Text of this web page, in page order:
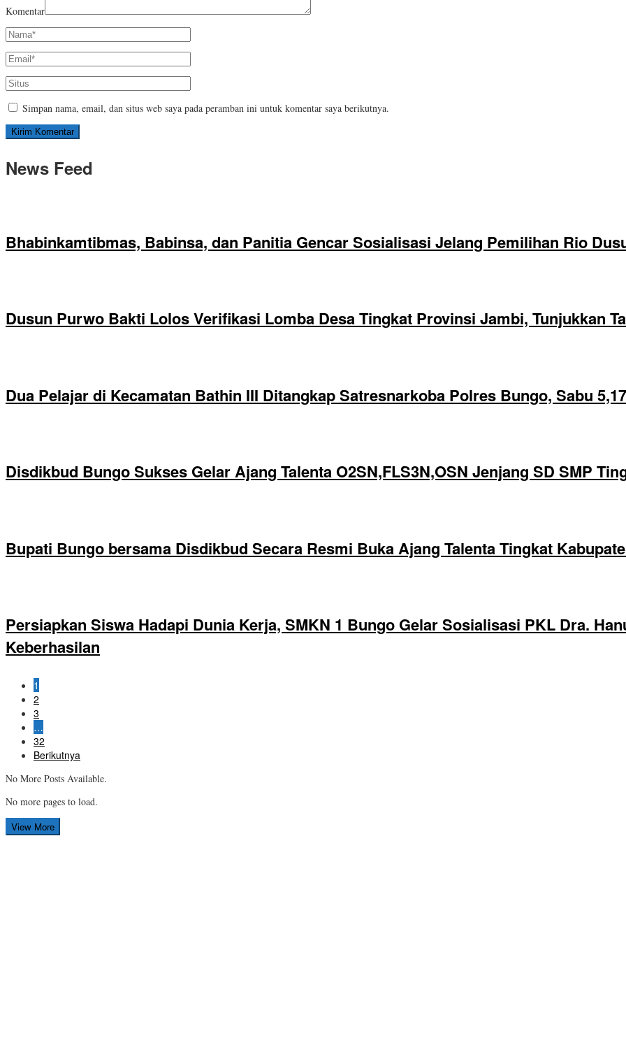
Komentar
Simpan nama, email, dan situs web saya pada peramban ini untuk komentar saya berikutnya.
News Feed
Bhabinkamtibmas, Babinsa, dan Panitia Gencar Sosialisasi Jelang Pemilihan Rio
Dusun Purwo Bakti Lolos Verifikasi Lomba Desa Tingkat Provinsi Jambi, Tunjukkan
Dua Pelajar di Kecamatan Bathin III Ditangkap Satresnarkoba Polres Bungo, Sabu
Disdikbud Bungo Sukses Gelar Ajang Talenta O2SN,FLS3N,OSN Jenjang SD SMP
Bupati Bungo bersama Disdikbud Secara Resmi Buka Ajang Talenta Tingkat
Persiapkan Siswa Hadapi Dunia Kerja, SMKN 1 Bungo Gelar Sosialisasi PKL Dra.
Keberhasilan
1
2
3
…
32
Berikutnya
No More Posts Available.
No more pages to load.
View More